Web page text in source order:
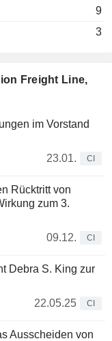
Freight Line,
im Vorstand
23.01.
CI
Rücktritt von
zum 3.
09.12.
CI
Debra S. King zur
22.05.25
CI
Ausscheiden von
9
3